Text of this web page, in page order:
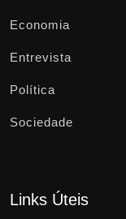
Economia
Entrevista
Política
Sociedade
Links Úteis